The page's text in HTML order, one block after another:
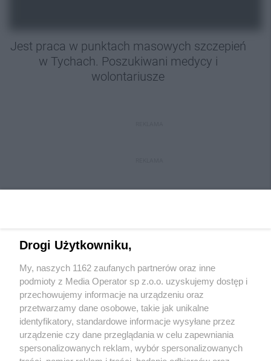
Jest praca w punktach masowych szczepień
w Tychach. Poszukiwani medycy i
wolontariusze
Wydawca mediówlokalnych
Nie zapomnij
Drogi Użytkowniku,
My, naszych 1162 zaufanych partnerów oraz inne
podmioty z Media Operator sp z.o.o. uzyskujemy dostęp i
przechowujemy informacje na urządzeniu oraz
przetwarzamy dane osobowe, takie jak unikalne
identyfikatory, standardowe informacje wysyłane przez
urządzenie czy dane przeglądania w celu zapewniania
spersonalizowanych reklam, wybór spersonalizowanych